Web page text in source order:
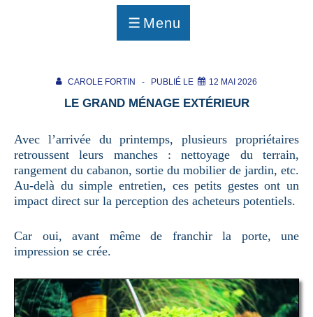
Menu
MENU
CAROLE FORTIN PUBLIÉ LE 12 MAI 2026
LE GRAND MÉNAGE EXTÉRIEUR
Avec l’arrivée du printemps, plusieurs propriétaires
retroussent leurs manches : nettoyage du terrain,
rangement du cabanon, sortie du mobilier de jardin, etc.
Au-delà du simple entretien, ces petits gestes ont un
impact direct sur la perception des acheteurs potentiels.
Car oui, avant même de franchir la porte, une
impression se crée.